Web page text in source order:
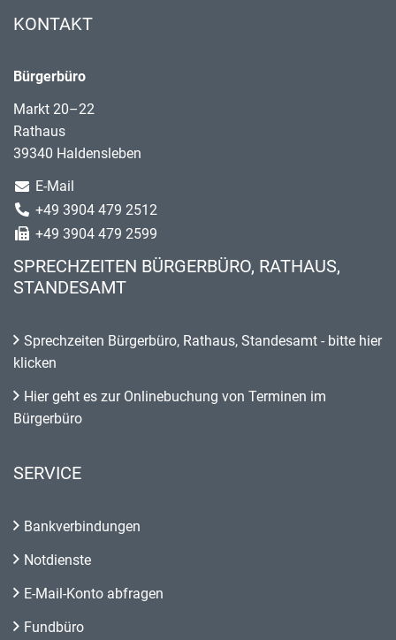
KONTAKT
Bürgerbüro
Markt 20–22
Rathaus
39340 Haldensleben
E-Mail
+49 3904 479 2512
+49 3904 479 2599
SPRECHZEITEN BÜRGERBÜRO, RATHAUS,
STANDESAMT
Sprechzeiten Bürgerbüro, Rathaus, Standesamt - bitte hier
klicken
Hier geht es zur Onlinebuchung von Terminen im
Bürgerbüro
SERVICE
Bankverbindungen
Notdienste
E-Mail-Konto abfragen
Fundbüro